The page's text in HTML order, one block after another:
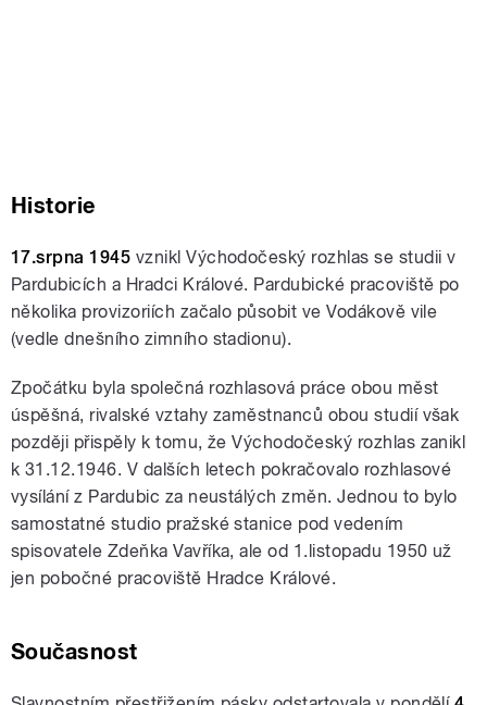
Historie
17.srpna 1945 vznikl Východočeský rozhlas se studii v
Pardubicích a Hradci Králové. Pardubické pracoviště po
několika provizoriích začalo působit ve Vodákově vile
(vedle dnešního zimního stadionu).
Zpočátku byla společná rozhlasová práce obou měst
úspěšná, rivalské vztahy zaměstnanců obou studií však
později přispěly k tomu, že Východočeský rozhlas zanikl
k 31.12.1946. V dalších letech pokračovalo rozhlasové
vysílání z Pardubic za neustálých změn. Jednou to bylo
samostatné studio pražské stanice pod vedením
spisovatele Zdeňka Vavříka, ale od 1.listopadu 1950 už
jen pobočné pracoviště Hradce Králové.
Současnost